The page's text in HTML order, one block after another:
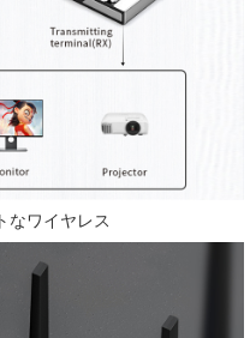
なワイヤレス